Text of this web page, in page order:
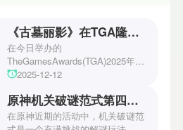
《古墓丽影》在TGA隆重确认新作将来袭！
在今日举办的
TheGamesAwards(TGA)2025年度
游戏颁奖典礼中，古墓丽影系列公
场资讯让众多玩家们都非常期待！
本次官方也宣布游戏将于2027年登
2025-12-12
原神机关破谜范式第四关通关方法
在原神近期的活动中，机关破谜范